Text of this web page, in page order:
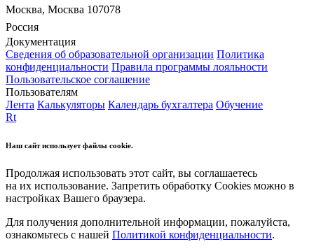
Москва, Москва 107078
Россия
Документация
Сведения об образовательной организации Политика
конфиденциальности Правила программы лояльности
Пользовательское соглашение
Пользователям
Лента Калькуляторы Календарь бухгалтера Обучение
Rt
Наш сайт использует файлы cookie.
Продолжая использовать этот сайт, вы соглашаетесь
на их использование. Запретить обработку Cookies можно в
настройках Вашего браузера.
Для получения дополнительной информации, пожалуйста,
ознакомьтесь с нашей Политикой конфиденциальности.